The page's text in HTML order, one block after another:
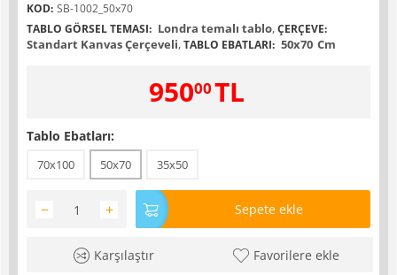
KOD: SB-1002_50x70
TABLO GÖRSEL TEMASI: Londra temalı tablo,ÇERÇEVE:
Standart Kanvas Çerçeveli,TABLO EBATLARI: 50x70 Cm
95000TL
Tablo Ebatları:
70x100 50x70 35x50
+
− Sepete ekle
Karşılaştır Favorilere ekle